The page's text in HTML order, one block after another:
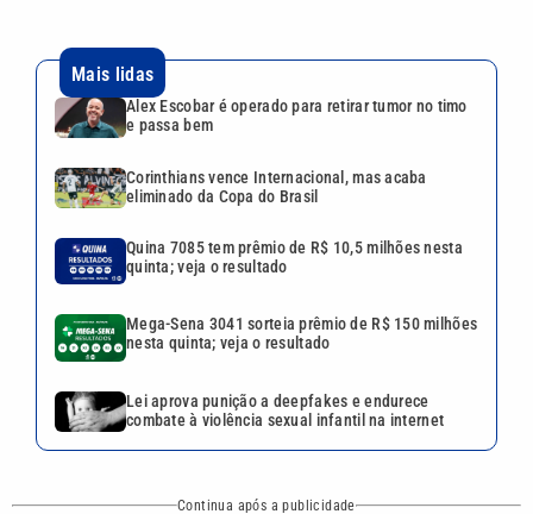
nesta quinta; veja o resultado
Lei aprova punição a deepfakes e endurece
combate à violência sexual infantil na internet
Continua após a publicidade
VTV é afiliada do
SBT na Região
CATEGORIAS
Cotidiano
Mundo Polícia
NOS SIGA NAS